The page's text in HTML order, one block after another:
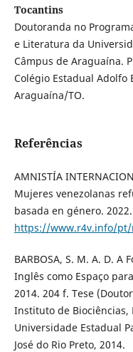
Tocantins
Doutoranda no
e Literatura da
Câmpus de Araguaína.
Colégio Estadual Adolfo
Araguaína/TO.
Referências
AMNISTÍA
Mujeres venezolanas
basada en género.
https://www.r4v.info/pt/
BARBOSA, S. M. A. D.
Inglês como Espaço
2014. 204 f. Tese
Instituto de Biociências,
Universidade Estadual
José do Rio Preto, 2014.